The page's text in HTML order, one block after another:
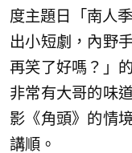
度主題日「南人
出小短劇，內野
再笑了好嗎？」
非常有大哥的味
影《角頭》的情
講順。